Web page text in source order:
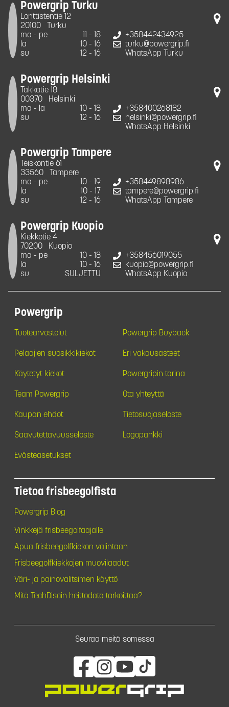
Powergrip Turku
Lonttistentie 12
20100
Turku
ma - pe
11 - 18
la
10 - 16
su
12 - 16
+358442434925
turku@powergrip.fi
WhatsApp Turku
Powergrip Helsinki
Takkatie 18
00370
Helsinki
ma - la
10 - 18
su
12 - 16
+358400268182
helsinki@powergrip.fi
WhatsApp Helsinki
Powergrip Tampere
Teiskontie 61
33560
Tampere
ma - pe
10 - 19
la
10 - 17
su
12 - 16
+358449898986
tampere@powergrip.fi
WhatsApp Tampere
Powergrip Kuopio
Kiekkotie 4
70200
Kuopio
ma - pe
10 - 18
la
10 - 16
su
SULJETTU
+358456019055
kuopio@powergrip.fi
WhatsApp Kuopio
Powergrip
Tuotearvostelut Powergrip Buyback
Pelaajien suosikkikiekot Eri vakausasteet
Käytetyt kiekot Powergripin tarina
Team Powergrip Ota yhteyttä
Kaupan ehdot Tietosuojaseloste
Saavutettavuusseloste Logopankki
Evästeasetukset
Tietoa frisbeegolfista
Powergrip Blog
Vinkkejä frisbeegolfaajalle
Apua frisbeegolfkiekon valintaan
Frisbeegolfkiekkojen muovilaadut
Väri- ja painovalitsimen käyttö
Mitä TechDiscin heittodata tarkoittaa?
Seuraa meitä somessa